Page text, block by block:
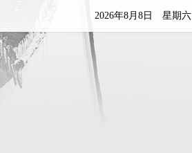
2026年8月8日 星期六